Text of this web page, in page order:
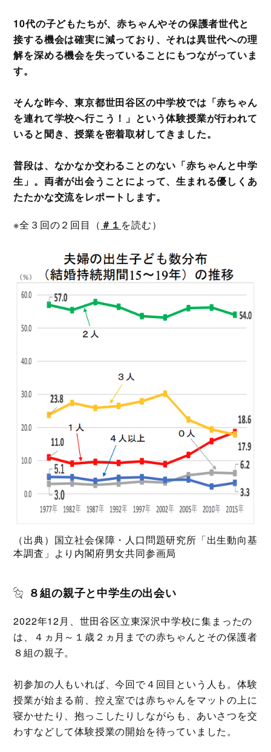
10代の子どもたちが、赤ちゃんやその保護者世代と
接する機会は確実に減っており、それは異世代への理
解を深める機会を失っていることにもつながっていま
す。
そんな昨今、東京都世田谷区の中学校では「赤ちゃん
を連れて学校へ行こう！」という体験授業が行われて
いると聞き、授業を密着取材してきました。
普段は、なかなか交わることのない「赤ちゃんと中学
生」。両者が出会うことによって、生まれる優しくあ
たたかな交流をレポートします。
※全３回の２回目（ ＃１ を読む）
（出典）国立社会保障・人口問題研究所「出生動向基
本調査」より内閣府男女共同参画局
８組の親子と中学生の出会い
2022年12月、世田谷区立東深沢中学校に集まったの
は、４ヵ月～１歳２ヵ月までの赤ちゃんとその保護者
８組の親子。
初参加の人もいれば、今回で４回目という人も。体験
授業が始まる前、控え室では赤ちゃんをマットの上に
寝かせたり、抱っこしたりしながらも、あいさつを交
わすなどして体験授業の開始を待っていました。